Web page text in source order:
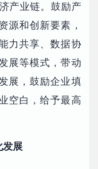
产业链。鼓励产
源和创新要素，
力共享、数据协
展等模式，带动
展，鼓励企业填
空白，给予最高
发展